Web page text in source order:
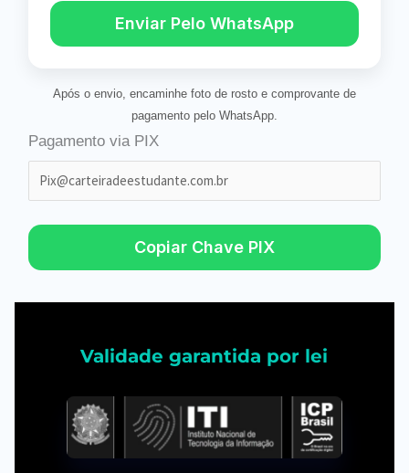
Enviar Pelo WhatsApp
Após o envio, encaminhe foto de rosto e comprovante de
pagamento pelo WhatsApp.
Pagamento via PIX
Copiar Chave PIX
Validade garantida por lei